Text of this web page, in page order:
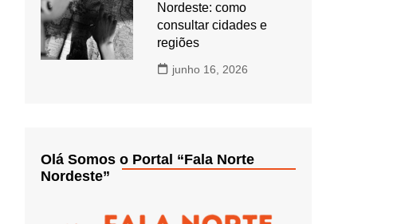
Nordeste: como
consultar cidades e
regiões
junho 16, 2026
Olá Somos o Portal “Fala Norte
Nordeste”